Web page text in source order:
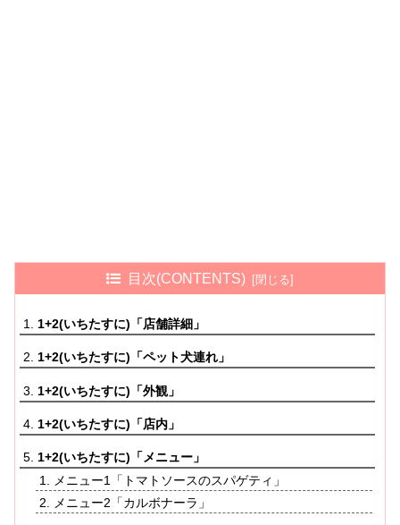
目次(CONTENTS)
1+2(いちたすに)「店舗詳細」
1+2(いちたすに)「ペット犬連れ」
1+2(いちたすに)「外観」
1+2(いちたすに)「店内」
1+2(いちたすに)「メニュー」
メニュー1「トマトソースのスパゲティ」
メニュー2「カルボナーラ」